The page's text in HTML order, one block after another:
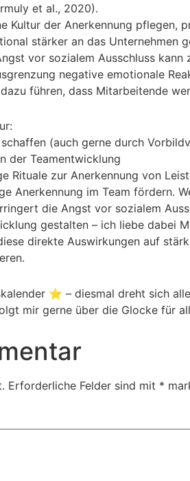
et al., 2020).
Kultur der Anerkennung
stärker an das Unternehmen
vor sozialem Ausschluss
negative emotionale
führen, dass Mitarbeitende
(auch gerne durch
der Teamentwicklung
Rituale zur Anerkennung von
Anerkennung im Team fördern.
die Angst vor sozialem
gestalten – ich liebe dabei
direkte Auswirkungen auf
⭐ – diesmal dreht sich
mir gerne über die Glocke für
Erforderliche Felder sind mit *